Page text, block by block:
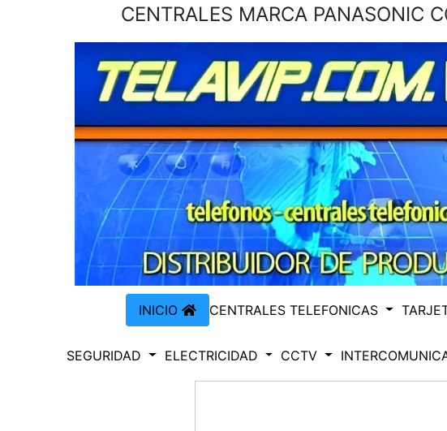
CENTRALES MARCA PANASONIC
INICIO CENTRALES TELEFONICAS
SEGURIDAD ELECTRICIDAD CCTV